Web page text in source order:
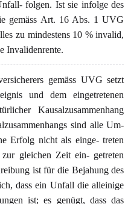
folgen. Ist sie infolge des
gemäss Art. 16 Abs. 1 UVG
zu mindestens 10 % invalid,
Invalidenrente.
gemäss UVG setzt
und dem eingetretenen
Kausalzusammenhang
sind alle Um-
Erfolg nicht als einge- treten
gleichen Zeit ein- getreten
ist für die Bejahung des
dass ein Unfall die alleinige
ist; es genügt, dass das